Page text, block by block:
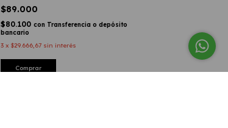
$89.000
$80.100 con Transferencia o depósito
bancario
3 x $29.666,67 sin interés
Comprar